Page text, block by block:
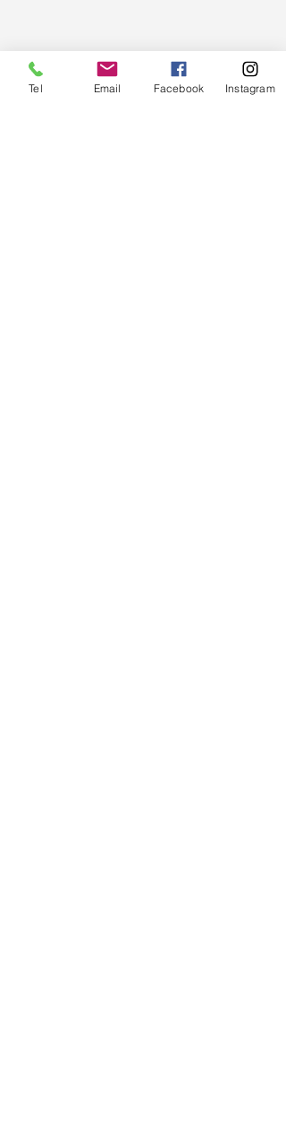
Tel Email Facebook Instagram